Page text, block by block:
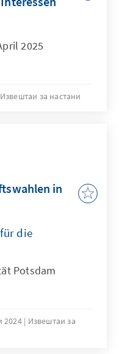
2025
Извештаи за настани
in
die
Potsdam
2024
Извештаи за